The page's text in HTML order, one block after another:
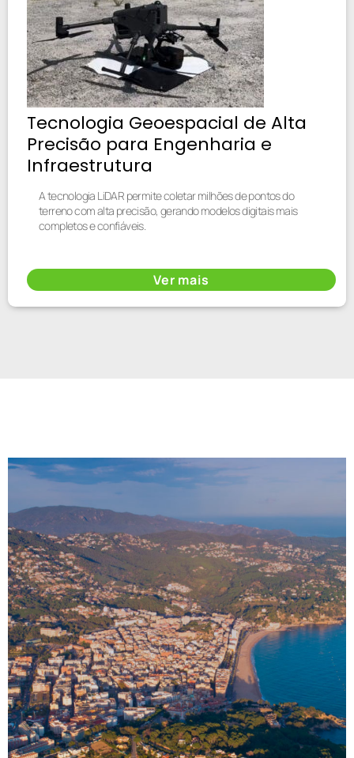
Tecnologia Geoespacial de Alta
Precisão para Engenharia e
Infraestrutura
A tecnologia LiDAR permite coletar milhões de pontos do
terreno com alta precisão, gerando modelos digitais mais
completos e confiáveis.
Ver mais